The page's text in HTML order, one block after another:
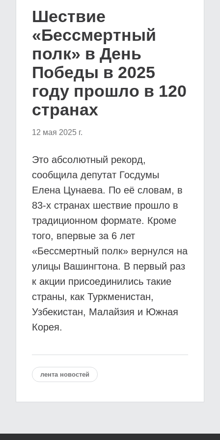
Шествие
«Бессмертный
полк» в День
Победы в 2025
году прошло в 120
странах
12 мая 2025 г.
Это абсолютный рекорд,
сообщила депутат Госдумы
Елена Цунаева. По её словам, в
83-х странах шествие прошло в
традиционном формате. Кроме
того, впервые за 6 лет
«Бессмертный полк» вернулся на
улицы Вашингтона. В первый раз
к акции присоединились такие
страны, как Туркменистан,
Узбекистан, Малайзия и Южная
Корея.
лента новостей